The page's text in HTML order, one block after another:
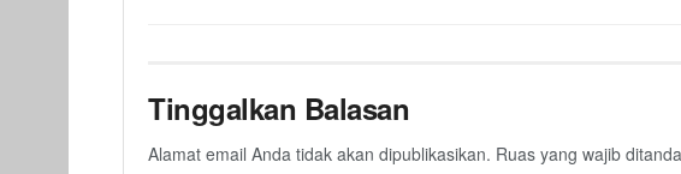
Tinggalkan Balasan
Alamat email Anda tidak akan dipublikasikan. Ruas yang wajib